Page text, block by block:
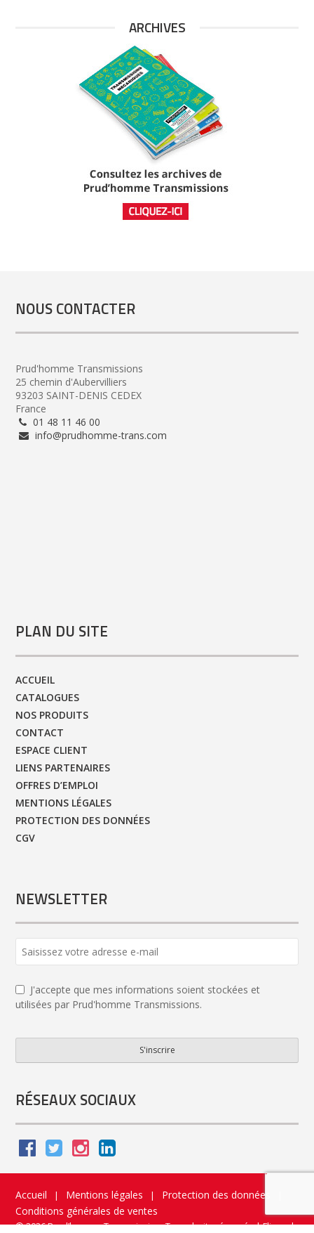
ARCHIVES
NOUS CONTACTER
Prud'homme Transmissions
25 chemin d'Aubervilliers
93203 SAINT-DENIS CEDEX
France
01 48 11 46 00
info@prudhomme-trans.com
PLAN DU SITE
ACCUEIL
CATALOGUES
NOS PRODUITS
CONTACT
ESPACE CLIENT
LIENS PARTENAIRES
OFFRES D’EMPLOI
MENTIONS LÉGALES
PROTECTION DES DONNÉES
CGV
NEWSLETTER
J'accepte que mes informations soient stockées et
utilisées par Prud'homme Transmissions.
S'inscrire
Address *
RÉSEAUX SOCIAUX
Accueil | Mentions légales | Protection des données
Conditions générales de ventes
© 2026 Prud’homme Transmission. Tous droits réservés|Flippad